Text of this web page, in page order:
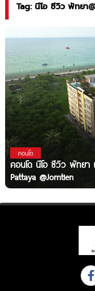
Tag: นีโอ ซีวิว พัทยา
คอนโด
คอนโด นีโอ ซีวิว พัทยา
Pattaya @Jomtien